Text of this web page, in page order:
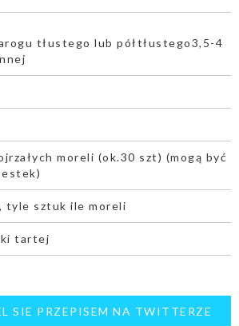
tłustego lub półtłustego3,5-4
moreli (ok.30 szt) (mogą być
tyle sztuk ile moreli
tartej
SIE PRZEPISEM NA TWITTERZE